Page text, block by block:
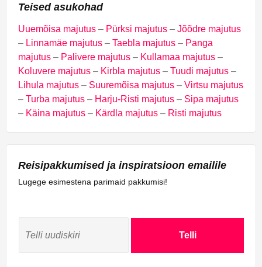
Teised asukohad
Uuemõisa majutus – Pürksi majutus – Jõõdre majutus
– Linnamäe majutus – Taebla majutus – Panga
majutus – Palivere majutus – Kullamaa majutus –
Koluvere majutus – Kirbla majutus – Tuudi majutus –
Lihula majutus – Suuremõisa majutus – Virtsu majutus
– Turba majutus – Harju-Risti majutus – Sipa majutus
– Käina majutus – Kärdla majutus – Risti majutus
Reisipakkumised ja inspiratsioon emailile
Lugege esimestena parimaid pakkumisi!
Telli